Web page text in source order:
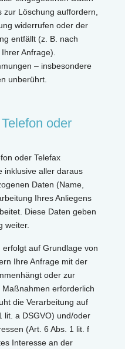
zur Löschung auffordern,
widerrufen oder der
entfällt (z. B. nach
Anfrage).
– insbesondere
unberührt.
oder
oder Telefax
inklusive aller daraus
Daten (Name,
Ihres Anliegens
Diese Daten geben
weiter.
auf Grundlage von
Ihre Anfrage mit der
oder zur
erforderlich
die Verarbeitung auf
lit. a DSGVO) und/oder
(Art. 6 Abs. 1 lit. f
Interesse an der